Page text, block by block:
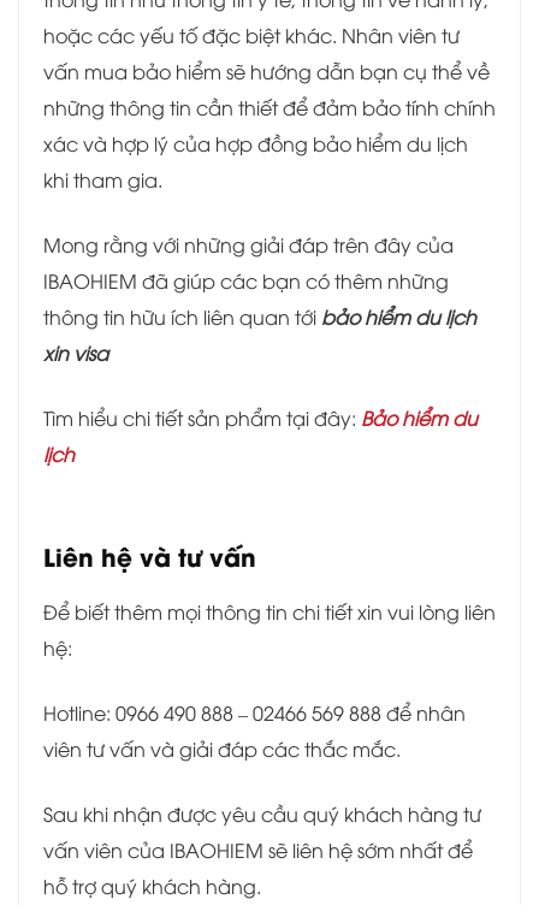
hoặc các yếu tố đặc biệt khác. Nhân viên tư
vấn mua bảo hiểm sẽ hướng dẫn bạn cụ thể về
những thông tin cần thiết để đảm bảo tính chính
xác và hợp lý của hợp đồng bảo hiểm du lịch
khi tham gia.
Mong rằng với những giải đáp trên đây của
IBAOHIEM đã giúp các bạn có thêm những
thông tin hữu ích liên quan tới bảo hiểm du lịch
xin visa
Tìm hiểu chi tiết sản phẩm tại đây: Bảo hiểm du
lịch
Liên hệ và tư vấn
Để biết thêm mọi thông tin chi tiết xin vui lòng liên
hệ:
Hotline: 0966 490 888 – 02466 569 888 để nhân
viên tư vấn và giải đáp các thắc mắc.
Sau khi nhận được yêu cầu quý khách hàng tư
vấn viên của IBAOHIEM sẽ liên hệ sớm nhất để
hỗ trợ quý khách hàng.